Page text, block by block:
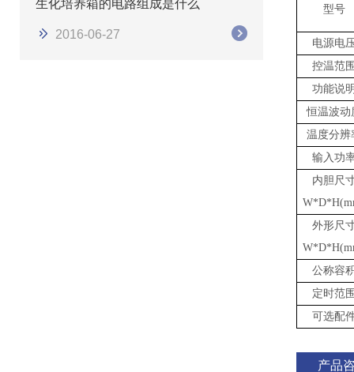
生化培养箱的电路组成是什么
2016-06-27
型号
电源电
控温范
功能说
恒温波动
温度分辨
输入功
内胆尺
外形尺
公称容
定时范
可选配
产品